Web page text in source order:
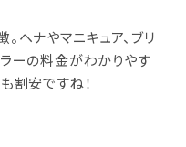
ヘナやマニキュア、ブリ
ーの料金がわかりやす
割安ですね！